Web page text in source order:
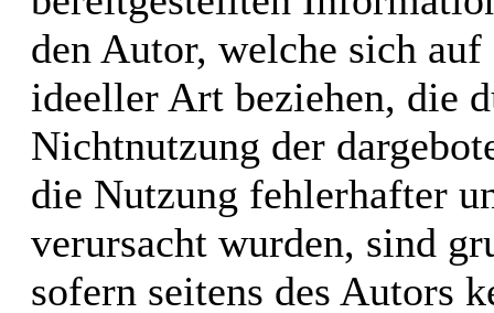
den Autor, welche sich
ideeller Art beziehen, die
Nichtnutzung der
die Nutzung fehlerhafter
verursacht wurden, sind
sofern seitens des Autors